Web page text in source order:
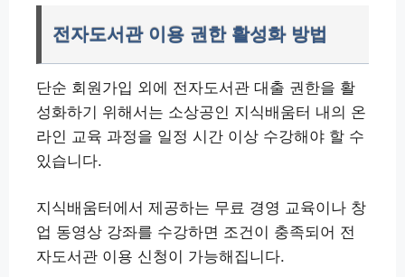
전자도서관 이용 권한 활성화 방법
단순 회원가입 외에 전자도서관 대출 권한을 활
성화하기 위해서는 소상공인 지식배움터 내의 온
라인 교육 과정을 일정 시간 이상 수강해야 할 수
있습니다.
지식배움터에서 제공하는 무료 경영 교육이나 창
업 동영상 강좌를 수강하면 조건이 충족되어 전
자도서관 이용 신청이 가능해집니다.